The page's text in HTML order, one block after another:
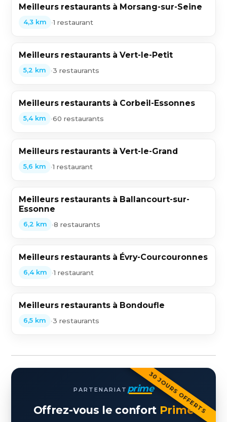
Meilleurs restaurants à Morsang-sur-Seine
4,3 km •1 restaurant
Meilleurs restaurants à Vert-le-Petit
5,2 km •3 restaurants
Meilleurs restaurants à Corbeil-Essonnes
5,4 km •60 restaurants
Meilleurs restaurants à Vert-le-Grand
5,6 km •1 restaurant
Meilleurs restaurants à Ballancourt-sur-
Essonne
6,2 km •8 restaurants
Meilleurs restaurants à Évry-Courcouronnes
6,4 km •1 restaurant
Meilleurs restaurants à Bondoufle
6,5 km •3 restaurants
30 JOURS OFFERTS
PARTENARIAT prime
Offrez-vous le confort Prime